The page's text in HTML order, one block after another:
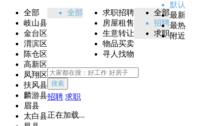
全部
岐山县
金台区
渭滨区
陈仓区
高新区
凤翔区
扶风县
麟游县
眉县
太白县
全部
求职招聘
房屋租售
生意转让
物品买卖
寻人找物
全部
招聘
求职
默认
最新
最热
附近
搜索
招聘 求职
正在加载...